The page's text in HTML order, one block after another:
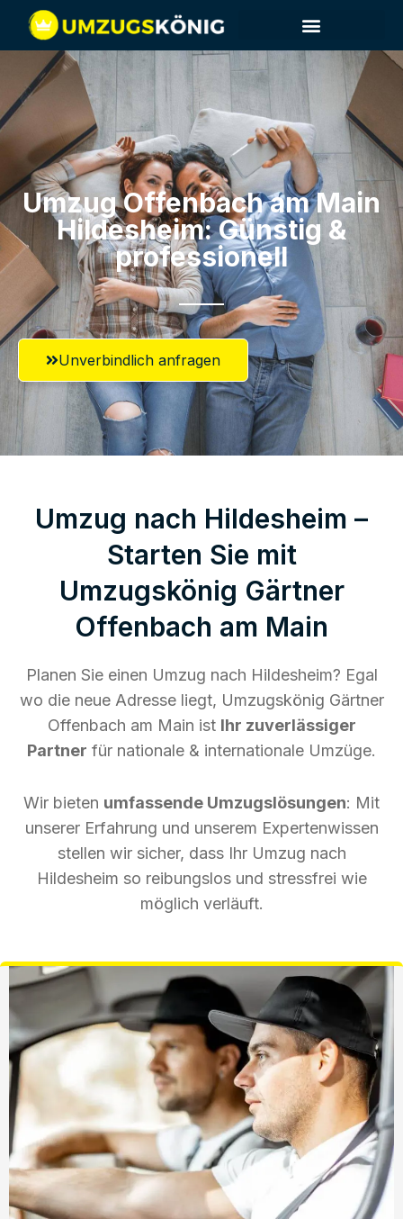
Umzug Offenbach am Main​
Hildesheim: Günstig &
professionell​
Unverbindlich anfragen
Umzug nach Hildesheim –
Starten Sie mit
Umzugskönig Gärtner
Offenbach am Main
Planen Sie einen Umzug nach Hildesheim? Egal
wo die neue Adresse liegt, Umzugskönig Gärtner
Offenbach am Main ist Ihr zuverlässiger
Partner für nationale & internationale Umzüge.
Wir bieten umfassende Umzugslösungen: Mit
unserer Erfahrung und unserem Expertenwissen
stellen wir sicher, dass Ihr Umzug nach
Hildesheim so reibungslos und stressfrei wie
möglich verläuft.